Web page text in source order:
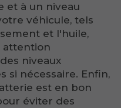
et à un niveau
véhicule, tels
et l'huile,
attention
niveaux
si nécessaire. Enfin,
est en bon
éviter des